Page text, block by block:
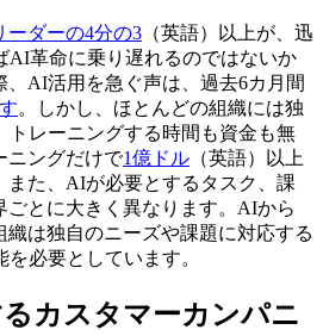
ーダーの4分の3 （英語）以上が、迅
AI革命に乗り遅れるのではないか
、AI活用を急ぐ声は、過去6カ月間
。しかし、ほとんどの組織には独
トレーニングする時間も資金も無
ニングだけで1億ドル （英語）以上
また、AIが必要とするタスク、課
ごとに大きく異なります。AIから
は独自のニーズや課題に対応する
必要としています。
カスタマーカンパニ